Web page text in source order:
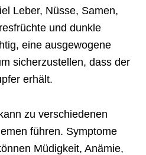
Leber, Nüsse, Samen,
und dunkle
eine ausgewogene
sicherzustellen, dass der
erhält.
zu verschiedenen
führen. Symptome
Müdigkeit, Anämie,